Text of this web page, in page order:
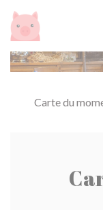
Πίνακας
Carte du